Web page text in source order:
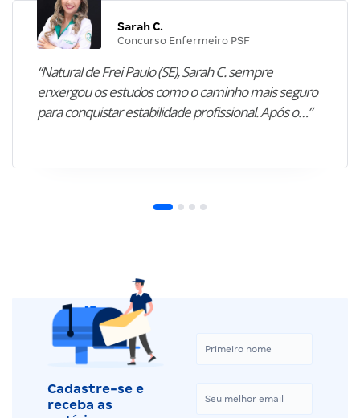
Sarah C.
Concurso Enfermeiro PSF
“Natural de Frei Paulo (SE), Sarah C. sempre
enxergou os estudos como o caminho mais seguro
para conquistar estabilidade profissional. Após o…”
Cadastre-se e
receba as